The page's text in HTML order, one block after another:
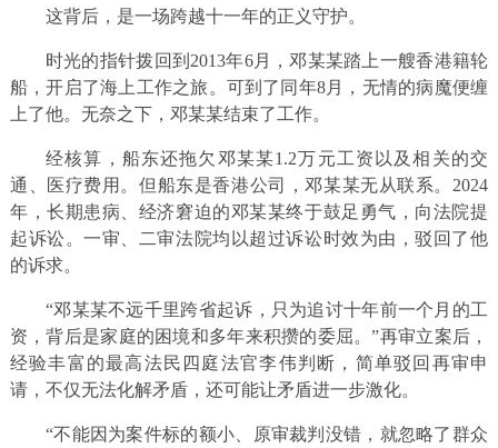
这背后，是一场跨越十一年的正义守护。
时光的指针拨回到2013年6月，邓某某踏上一艘香港籍轮
船，开启了海上工作之旅。可到了同年8月，无情的病魔便缠
上了他。无奈之下，邓某某结束了工作。
经核算，船东还拖欠邓某某1.2万元工资以及相关的交
通、医疗费用。但船东是香港公司，邓某某无从联系。2024
年，长期患病、经济窘迫的邓某某终于鼓足勇气，向法院提
起诉讼。一审、二审法院均以超过诉讼时效为由，驳回了他
的诉求。
“邓某某不远千里跨省起诉，只为追讨十年前一个月的工
资，背后是家庭的困境和多年来积攒的委屈。”再审立案后，
经验丰富的最高法民四庭法官李伟判断，简单驳回再审申
请，不仅无法化解矛盾，还可能让矛盾进一步激化。
“不能因为案件标的额小、原审裁判没错，就忽略了群众